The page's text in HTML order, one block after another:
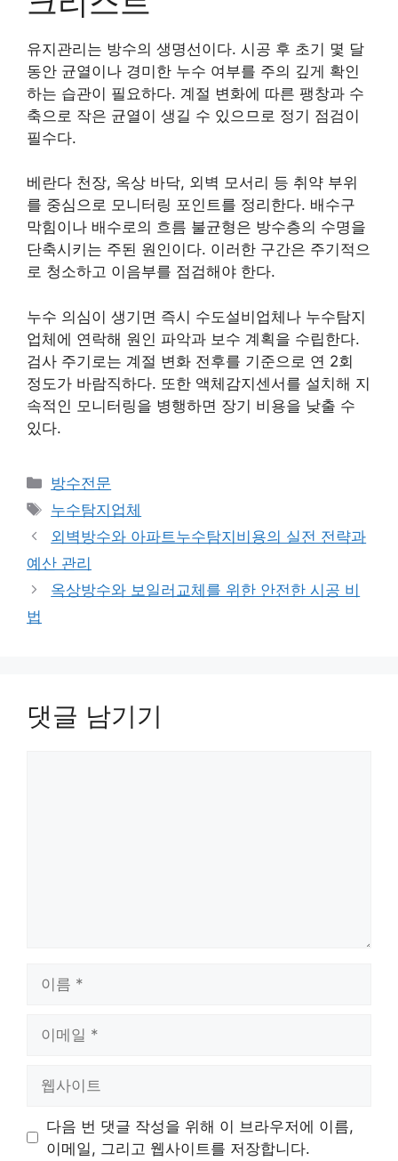
유지관리는 방수의 생명선이다. 시공 후 초기 몇 달
동안 균열이나 경미한 누수 여부를 주의 깊게 확인
하는 습관이 필요하다. 계절 변화에 따른 팽창과 수
축으로 작은 균열이 생길 수 있으므로 정기 점검이
필수다.
베란다 천장, 옥상 바닥, 외벽 모서리 등 취약 부위
를 중심으로 모니터링 포인트를 정리한다. 배수구
막힘이나 배수로의 흐름 불균형은 방수층의 수명을
단축시키는 주된 원인이다. 이러한 구간은 주기적으
로 청소하고 이음부를 점검해야 한다.
누수 의심이 생기면 즉시 수도설비업체나 누수탐지
업체에 연락해 원인 파악과 보수 계획을 수립한다.
검사 주기로는 계절 변화 전후를 기준으로 연 2회
정도가 바람직하다. 또한 액체감지센서를 설치해 지
속적인 모니터링을 병행하면 장기 비용을 낮출 수
있다.
카
테
고
리
방수전문
태
그
누수탐지업체
외벽방수와 아파트누수탐지비용의 실전 전략과
예산 관리
옥상방수와 보일러교체를 위한 안전한 시공 비
법
댓글 남기기
트
다음 번 댓글 작성을 위해 이 브라우저에 이름,
이메일, 그리고 웹사이트를 저장합니다.